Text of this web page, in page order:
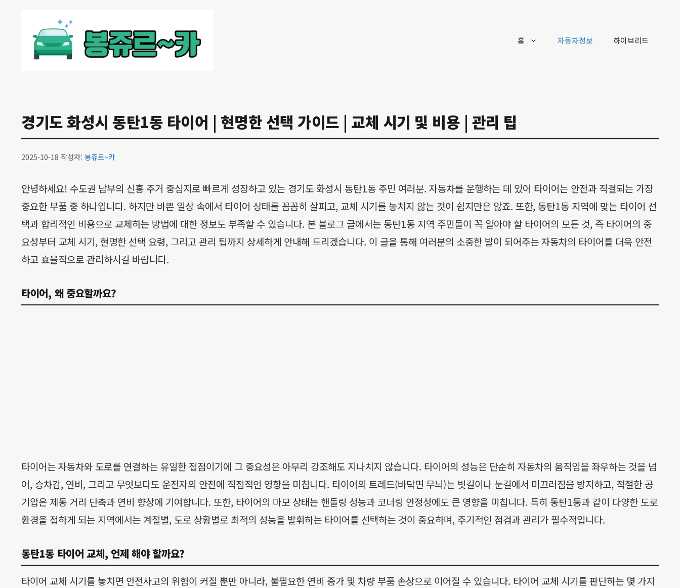
홈 자동차정보 하이브리드
경기도 화성시 동탄1동 타이어 | 현명한 선택 가이드 | 교체 시기 및 비용 | 관리 팁
2025-10-18 작성자: 봉쥬르~카
안녕하세요! 수도권 남부의 신흥 주거 중심지로 빠르게 성장하고 있는 경기도 화성시 동탄1동 주민 여러분. 자동차를 운행하는 데 있어 타이어는 안전과 직결되는 가장
중요한 부품 중 하나입니다. 하지만 바쁜 일상 속에서 타이어 상태를 꼼꼼히 살피고, 교체 시기를 놓치지 않는 것이 쉽지만은 않죠. 또한, 동탄1동 지역에 맞는 타이어 선
택과 합리적인 비용으로 교체하는 방법에 대한 정보도 부족할 수 있습니다. 본 블로그 글에서는 동탄1동 지역 주민들이 꼭 알아야 할 타이어의 모든 것, 즉 타이어의 중
요성부터 교체 시기, 현명한 선택 요령, 그리고 관리 팁까지 상세하게 안내해 드리겠습니다. 이 글을 통해 여러분의 소중한 발이 되어주는 자동차의 타이어를 더욱 안전
하고 효율적으로 관리하시길 바랍니다.
타이어, 왜 중요할까요?
타이어는 자동차와 도로를 연결하는 유일한 접점이기에 그 중요성은 아무리 강조해도 지나치지 않습니다. 타이어의 성능은 단순히 자동차의 움직임을 좌우하는 것을 넘
어, 승차감, 연비, 그리고 무엇보다도 운전자의 안전에 직접적인 영향을 미칩니다. 타이어의 트레드(바닥면 무늬)는 빗길이나 눈길에서 미끄러짐을 방지하고, 적절한 공
기압은 제동 거리 단축과 연비 향상에 기여합니다. 또한, 타이어의 마모 상태는 핸들링 성능과 코너링 안정성에도 큰 영향을 미칩니다. 특히 동탄1동과 같이 다양한 도로
환경을 접하게 되는 지역에서는 계절별, 도로 상황별로 최적의 성능을 발휘하는 타이어를 선택하는 것이 중요하며, 주기적인 점검과 관리가 필수적입니다.
동탄1동 타이어 교체, 언제 해야 할까요?
타이어 교체 시기를 놓치면 안전사고의 위험이 커질 뿐만 아니라, 불필요한 연비 증가 및 차량 부품 손상으로 이어질 수 있습니다. 타이어 교체 시기를 판단하는 몇 가지